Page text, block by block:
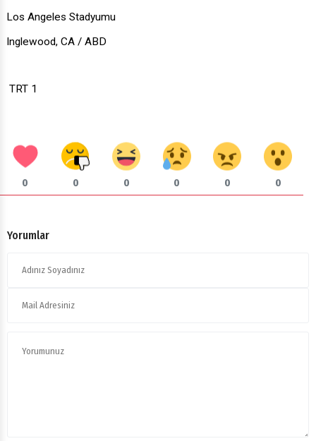
Los Angeles Stadyumu
Inglewood, CA / ABD
TRT 1
0 0 0 0 0 0
Yorumlar